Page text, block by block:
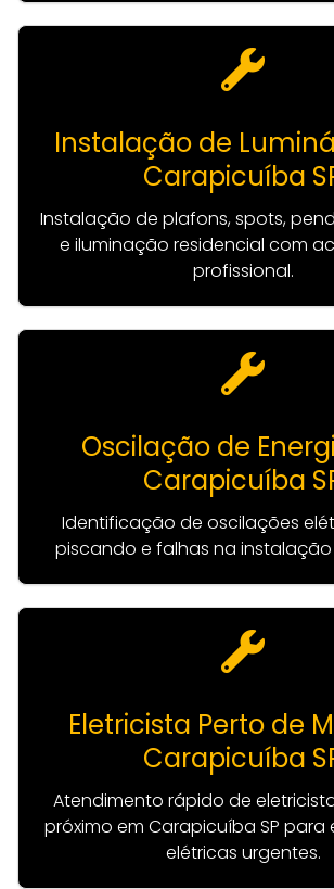
Instalação de
Carapicuíba
Instalação de plafons, spots,
e iluminação residencial com
profissional.
Oscilação de
Carapicuíba
Identificação de oscilações
piscando e falhas na instalação
Eletricista Perto de
Carapicuíba
Atendimento rápido de
próximo em Carapicuíba SP para
elétricas urgentes.